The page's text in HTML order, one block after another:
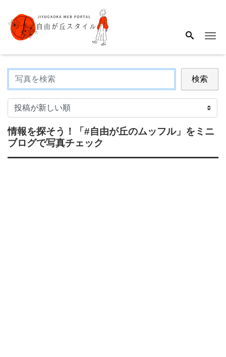
検索
情報を探そう！ 「#自由が丘のムッフル」 をミニ
ブログで写真チェック